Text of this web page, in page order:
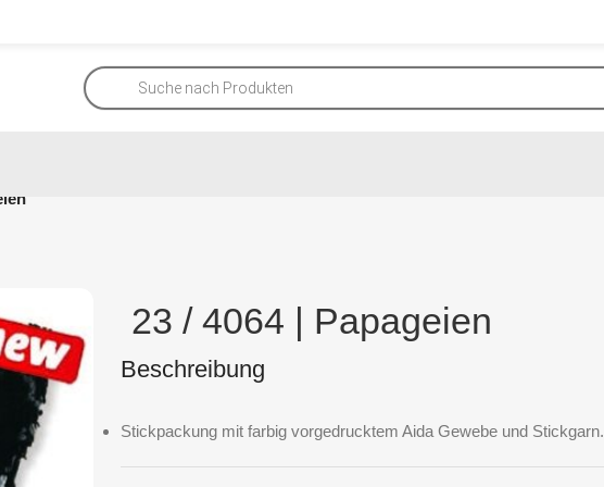
23 / 4064 | Papageien
Beschreibung
Stickpackung mit farbig vorgedrucktem Aida Gewebe und Stickgarn.